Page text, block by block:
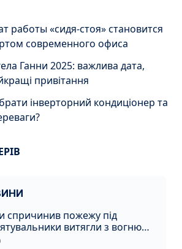
работы «сидя-стоя» становится
современного офиса
Ганни 2025: важлива дата,
привітання
інверторний кондиціонер та
спричинив пожежу під
витягли з вогню